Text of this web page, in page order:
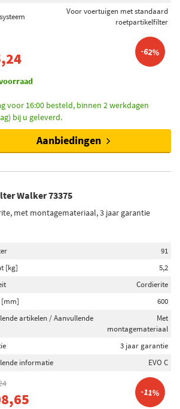
Voor voertuigen met standaard
roetpartikelfilter
-62%
voor 16:00 besteld, binnen 2 werkdagen
bij u geleverd.
Aanbiedingen
Walker 73375
met montagemateriaal, 3 jaar garantie
91
[kg]
5,2
Cordierite
[mm]
600
artikelen / Aanvullende
Met
montagemateriaal
3 jaar garantie
informatie
EVO C
-11%